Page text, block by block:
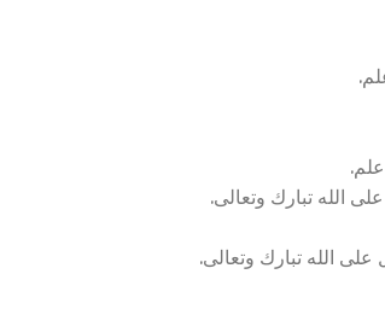
الله تبارك وتعالى.
الله تبارك وتعالى.